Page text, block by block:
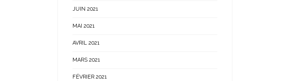
JUIN 2021
MAI 2021
AVRIL 2021
MARS 2021
FÉVRIER 2021